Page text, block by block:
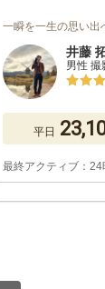
一瞬を一生の思い出
井藤
男性 撮
平日
最終アクティブ：24